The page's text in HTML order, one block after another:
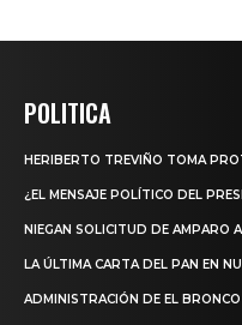
POLITICA
HERIBERTO TREVIÑO TOMA
¿EL MENSAJE POLÍTICO DEL
NIEGAN SOLICITUD DE AMPARO
LA ÚLTIMA CARTA DEL PAN EN
ADMINISTRACIÓN DE EL